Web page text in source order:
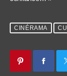
CINÉRAMA